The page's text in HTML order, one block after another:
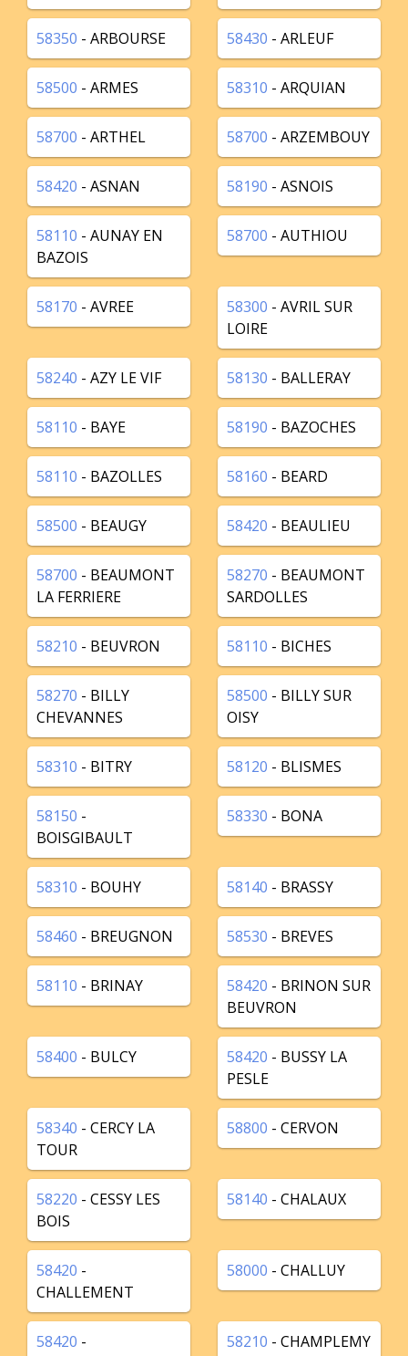
58350 - ARBOURSE 58430 - ARLEUF
58500 - ARMES 58310 - ARQUIAN
58700 - ARTHEL 58700 - ARZEMBOUY
58420 - ASNAN 58190 - ASNOIS
58110 - AUNAY EN
BAZOIS
58700 - AUTHIOU
58170 - AVREE 58300 - AVRIL SUR
LOIRE
58240 - AZY LE VIF 58130 - BALLERAY
58110 - BAYE 58190 - BAZOCHES
58110 - BAZOLLES 58160 - BEARD
58500 - BEAUGY 58420 - BEAULIEU
58700 - BEAUMONT
LA FERRIERE
58270 - BEAUMONT
SARDOLLES
58210 - BEUVRON 58110 - BICHES
58270 - BILLY
CHEVANNES
58500 - BILLY SUR
OISY
58310 - BITRY 58120 - BLISMES
58150 -
BOISGIBAULT
58330 - BONA
58310 - BOUHY 58140 - BRASSY
58460 - BREUGNON 58530 - BREVES
58110 - BRINAY 58420 - BRINON SUR
BEUVRON
58400 - BULCY 58420 - BUSSY LA
PESLE
58340 - CERCY LA
TOUR
58800 - CERVON
58220 - CESSY LES
BOIS
58140 - CHALAUX
58420 -
CHALLEMENT
58000 - CHALLUY
58420 -
58210 - CHAMPLEMY